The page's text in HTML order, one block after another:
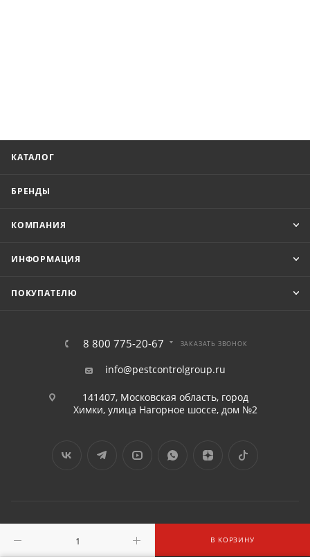
В КОРЗИНУ
КАТАЛОГ
БРЕНДЫ
КОМПАНИЯ
ИНФОРМАЦИЯ
ПОКУПАТЕЛЮ
8 800 775-20-67 ЗАКАЗАТЬ ЗВОНОК
info@pestcontrolgroup.ru
141407, Московская область, город
Химки, улица Нагорное шоссе, дом №2
2016 - 2026 © «ПЕСТКОНТРОЛГРУПП» ООО